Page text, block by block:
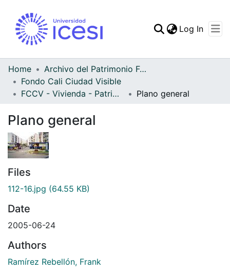
Log In
Home
Archivo del Patrimonio Fotográfico y Fílmico del Valle del Cauca
Fondo Cali Ciudad Visible
FCCV - Vivienda - Patrimonial
Plano general
Plano general
Files
112-16.jpg (64.55 KB)
Date
2005-06-24
Authors
Ramírez Rebellón, Frank